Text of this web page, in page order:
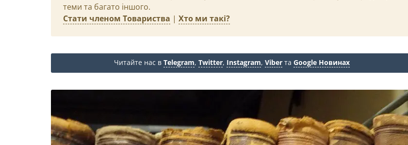
теми та багато іншого.
Стати членом Товариства | Хто ми такі?
Читайте нас в Telegram, Twitter, Instagram, Viber та Google Новинах